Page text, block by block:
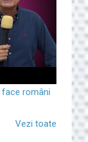
români
Vezi toate